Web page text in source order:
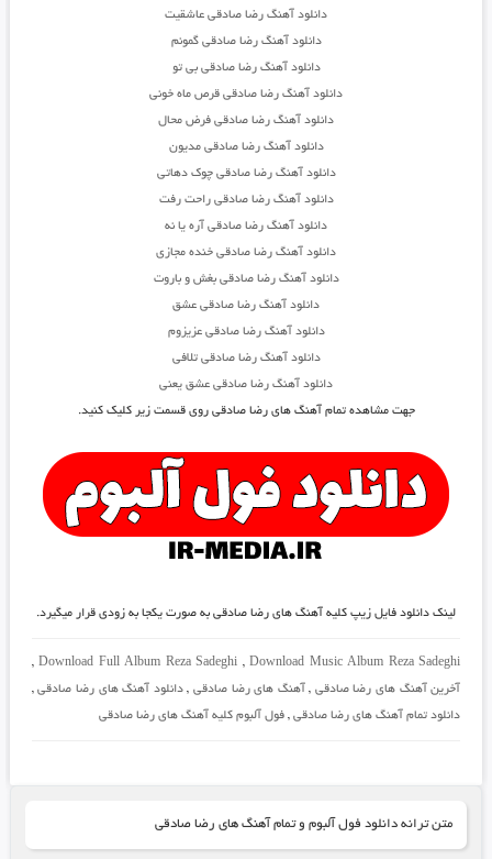
دانلود آهنگ رضا صادقی عاشقیت
دانلود آهنگ رضا صادقی گمونم
دانلود آهنگ رضا صادقی بی تو
دانلود آهنگ رضا صادقی قرص ماه خونی
دانلود آهنگ رضا صادقی فرض محال
دانلود آهنگ رضا صادقی مدیون
دانلود آهنگ رضا صادقی چوک دهاتی
دانلود آهنگ رضا صادقی راحت رفت
دانلود آهنگ رضا صادقی آره یا نه
دانلود آهنگ رضا صادقی خنده مجازی
دانلود آهنگ رضا صادقی بغش و باروت
دانلود آهنگ رضا صادقی عشق
دانلود آهنگ رضا صادقی عزیزوم
دانلود آهنگ رضا صادقی تلافی
دانلود آهنگ رضا صادقی عشق یعنی
جهت مشاهده تمام آهنگ های رضا صادقی روی قسمت زیر کلیک کنید.
لینک دانلود فایل زیپ کلیه آهنگ های رضا صادقی به صورت یکجا به زودی قرار میگیرد.
Download Full Album Reza Sadeghi ,Download Music Album Reza Sadeghi
,
آخرین آهنگ های رضا صادقی , آهنگ های رضا صادقی ,دانلود آهنگ های رضا صادقی,
دانلود تمام آهنگ های رضا صادقی, فول آلبوم کلیه آهنگ های رضا صادقی
متن ترانه دانلود فول آلبوم و تمام آهنگ های رضا صادقی